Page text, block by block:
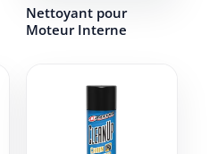
Nettoyant pour
Moteur Interne